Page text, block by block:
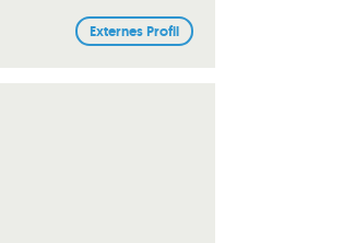
Externes Profil